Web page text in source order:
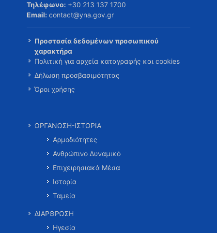
Τηλέφωνο: +30 213 137 1700
Email: contact@yna.gov.gr
Προστασία δεδομένων προσωπικού
χαρακτήρα
Πολιτική για αρχεία καταγραφής και cookies
Δήλωση προσβασιμότητας
Όροι χρήσης
ΟΡΓΑΝΩΣΗ-ΙΣΤΟΡΙΑ
Αρμοδιότητες
Ανθρώπινο Δυναμικό
Επιχειρησιακά Μέσα
Ιστορία
Ταμεία
ΔΙΑΡΘΡΩΣΗ
Ηγεσία